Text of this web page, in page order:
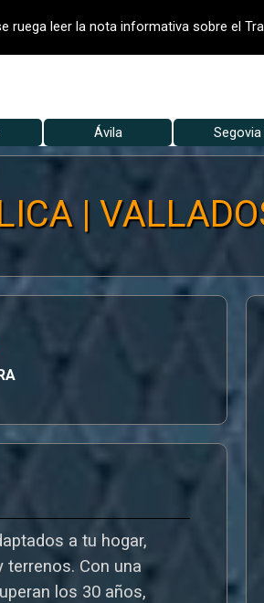
ruega leer la nota informativa sobre el
- VALLADO DE FINCAS
▼
Ávila ▼
Segovia
|
a tu hogar,
Con una
los 30 años,